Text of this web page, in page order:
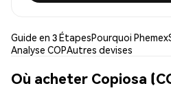
Guide en 3 ÉtapesPourquoi Phemex
Analyse COPAutres devises
Où acheter Copiosa